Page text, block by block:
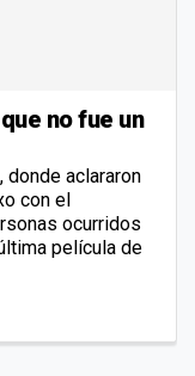
no fue un
donde aclararon
con el
ocurridos
película de